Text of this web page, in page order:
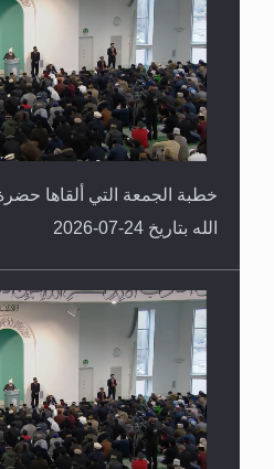
خطبة الجمعة التي ألقاها
الله بتاريخ 24-07-2026